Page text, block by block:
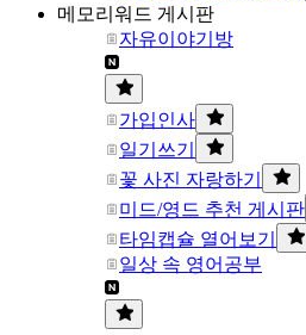
메모리워드 게시판
자유이야기방
가입인사
일기쓰기
꽃 사진 자랑하기
미드/영드 추천 게시판
타임캡슐 열어보기
일상 속 영어공부